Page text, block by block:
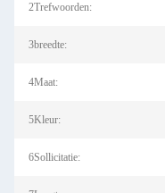
2Trefwoorden:
3breedte:
4Maat:
5Kleur:
6Sollicitatie: